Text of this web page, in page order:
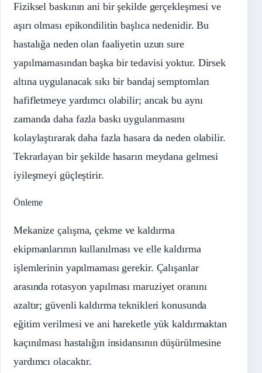
Fiziksel baskının ani bir şekilde gerçekleşmesi ve
aşırı olması epikondilitin başlıca nedenidir. Bu
hastalığa neden olan faaliyetin uzun sure
yapılmamasından başka bir tedavisi yoktur. Dirsek
altına uygulanacak sıkı bir bandaj semptomları
hafifletmeye yardımcı olabilir; ancak bu aynı
zamanda daha fazla baskı uygulanmasını
kolaylaştırarak daha fazla hasara da neden olabilir.
Tekrarlayan bir şekilde hasarın meydana gelmesi
iyileşmeyi güçleştirir.
Önleme
Mekanize çalışma, çekme ve kaldırma
ekipmanlarının kullanılması ve elle kaldırma
işlemlerinin yapılmaması gerekir. Çalışanlar
arasında rotasyon yapılması maruziyet oranını
azaltır; güvenli kaldırma teknikleri konusunda
eğitim verilmesi ve ani hareketle yük kaldırmaktan
kaçınılması hastalığın insidansının düşürülmesine
yardımcı olacaktır.